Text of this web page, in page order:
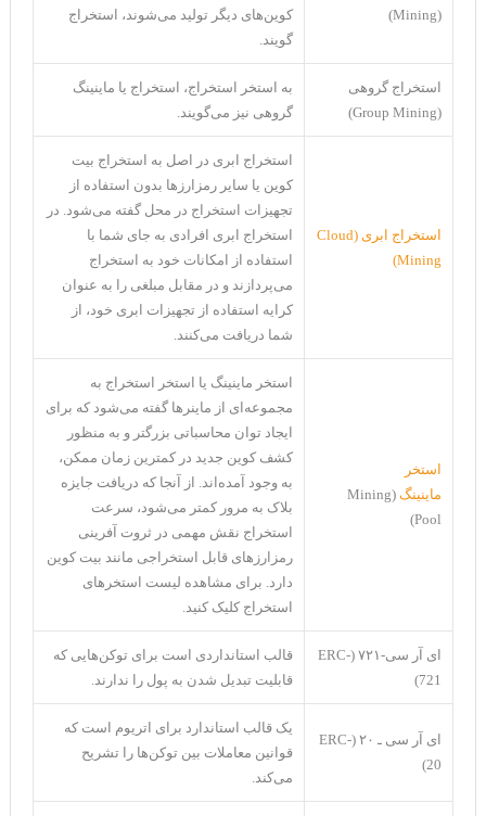
(Mining)
کوین‌های دیگر تولید می‌شوند، استخراج
گویند.
استخراج گروهی
(Group Mining)
به استخر استخراج، استخراج یا ماینینگ
گروهی نیز می‌گویند.
استخراج ابری (Cloud
Mining)
استخراج ابری در اصل به استخراج بیت
کوین یا سایر رمزارزها بدون استفاده از
تجهیزات استخراج در محل گفته می‌شود. در
استخراج ابری افرادی به جای شما با
استفاده از امکانات خود به استخراج
می‌پردازند و در مقابل مبلغی را به عنوان
کرایه استفاده از تجهیزات ابری خود، از
شما دریافت می‌کنند.
استخر
ماینینگ (Mining
Pool)
استخر ماینینگ یا استخر استخراج به
مجموعه‌ای از ماینرها گفته می‌شود که برای
ایجاد توان محاسباتی بزرگتر و به منظور
کشف کوین جدید در کمترین زمان ممکن،
به وجود آمده‌اند. از آنجا که دریافت جایزه
بلاک به مرور کمتر می‌شود، سرعت
استخراج نقش مهمی در ثروت آفرینی
رمزارزهای قابل استخراجی مانند بیت کوین
دارد. برای مشاهده لیست استخرهای
استخراج کلیک کنید.
ای آر سی-۷۲۱ (ERC-
721)
قالب استانداردی است برای توکن‌‌هایی که
قابلیت تبدیل شدن به پول را ندارند.
ای آر سی ـ ۲۰ (ERC-
20)
یک قالب استاندارد برای اتریوم است که
قوانین معاملات بین توکن‌ها را تشریح
می‌کند.